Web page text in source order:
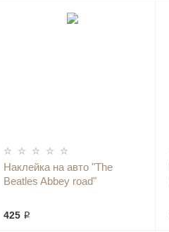
Наклейка на авто "The
Beatles Abbey road"
425 ₽